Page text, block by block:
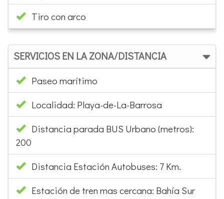
Tiro con arco
SERVICIOS EN LA ZONA/DISTANCIA
Paseo marítimo
Localidad: Playa-de-La-Barrosa
Distancia parada BUS Urbano (metros):
200
Distancia Estación Autobuses: 7 Km.
Estación de tren mas cercana: Bahía Sur